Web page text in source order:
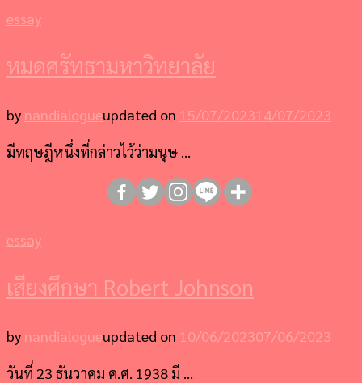
essay
หมดศรัทธามหาวิทยาลัย
by nandialogueupdated on 15/07/202314/07/2023
มีทฤษฎีหนึ่งที่กล่าวไว้ว่ามนุษ …
essay
เสียงศึกษา Robert Johnson
by nandialogueupdated on 10/06/202307/06/2023
วันที่ 23 ธันวาคม ค.ศ. 1938 มี …